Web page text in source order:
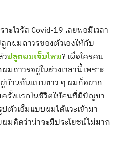
ไวรัส Covid-19 เลยพอมีเวลา
กผมถาวรของตัวเองให้กับ
วปลูกผมเจ็บไหม? เผื่อใครคน
ถาวรอยู่ในช่วงเวลานี้ เพราะ
บ้านกันแบบยาว ๆ ผมก็อยาก
รั้งแรกในชีวิตให้คนที่มีปัญหา
ตัวเอ็มแบบผมได้แวะเข้ามา
มคิดว่าน่าจะมีประโยชน์ไม่มาก